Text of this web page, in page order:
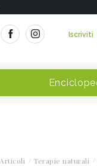
Iscriviti
Articoli Terapie naturali